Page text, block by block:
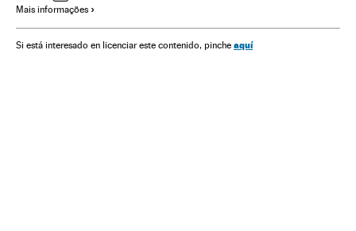
Ayuda social
Mais informações
Si está interesado en licenciar este contenido, pinche aquí